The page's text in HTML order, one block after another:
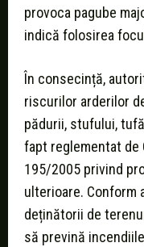
provoca pagube
indică folosirea
În consecință,
riscurilor arderilor
pădurii, stufului,
fapt reglementat de
195/2005 privind
ulterioare. Conform
deținătorii de
să prevină